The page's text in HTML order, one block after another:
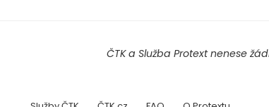
ČTK a Služba Protext nenese